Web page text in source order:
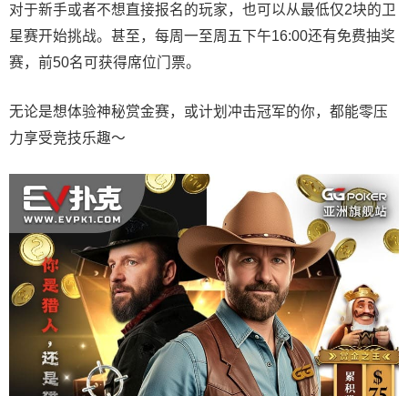
对于新手或者不想直接报名的玩家，也可以从最低仅2块的卫
星赛开始挑战。甚至，每周一至周五下午16:00还有免费抽奖
赛，前50名可获得席位门票。
无论是想体验神秘赏金赛，或计划冲击冠军的你，都能零压
力享受竞技乐趣～